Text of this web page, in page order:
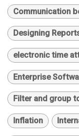
Communication
Designing
electronic time
Enterprise
Filter and group
Inflation